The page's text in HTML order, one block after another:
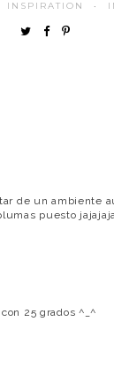
INSPIRATION ·
de un ambiente
puesto
25 grados ^_^